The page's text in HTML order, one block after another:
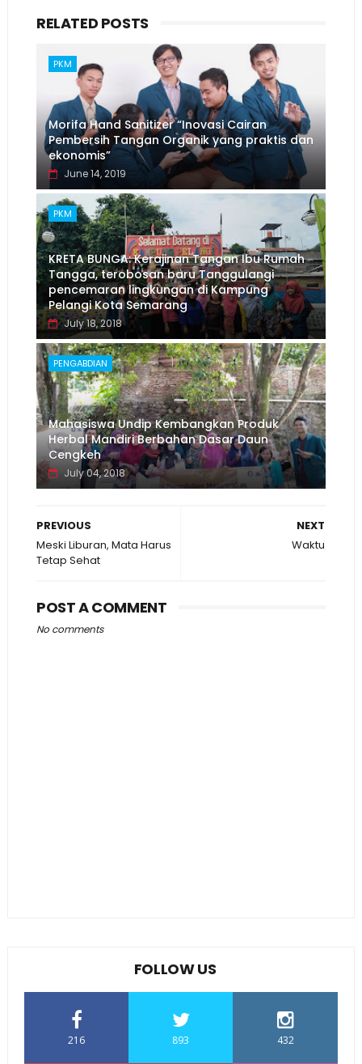
RELATED POSTS
PKM
Morifa Hand Sanitizer “Inovasi Cairan
Pembersih Tangan Organik yang praktis dan
ekonomis”
June 14, 2019
PKM
KRETA BUNGA: Kerajinan Tangan Ibu Rumah
Tangga, terobosan baru Tanggulangi
pencemaran lingkungan di Kampung
Pelangi Kota Semarang
July 18, 2018
PENGABDIAN
Mahasiswa Undip Kembangkan Produk
Herbal Mandiri Berbahan Dasar Daun
Cengkeh
July 04, 2018
NEXT
Waktu
PREVIOUS
Meski Liburan, Mata Harus
Tetap Sehat
POST A COMMENT
No comments
FOLLOW US
216 893 432